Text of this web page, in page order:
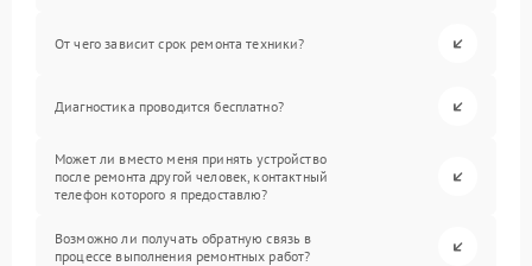
От чего зависит срок ремонта техники?
Диагностика проводится бесплатно?
Может ли вместо меня принять устройство
после ремонта другой человек, контактный
телефон которого я предоставлю?
Возможно ли получать обратную связь в
процессе выполнения ремонтных работ?